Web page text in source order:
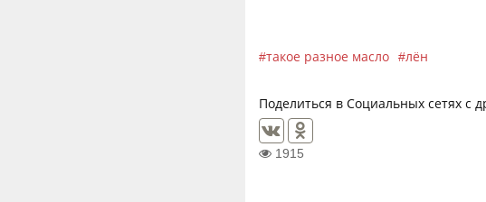
такое разное масло лён
Поделиться в Социальных сетях с
1915